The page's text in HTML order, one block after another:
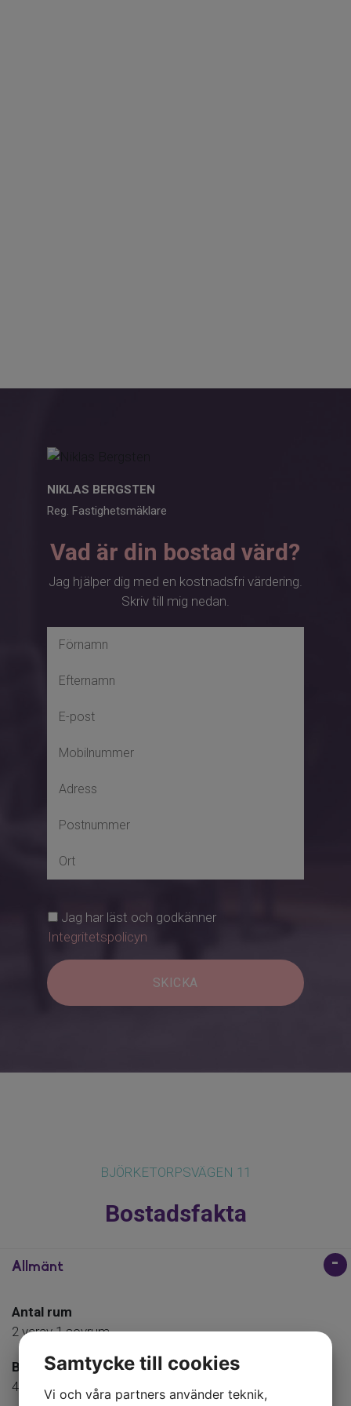
NIKLAS BERGSTEN
Reg. Fastighetsmäklare
Vad är din bostad värd?
Jag hjälper dig med en kostnadsfri värdering.
Skriv till mig nedan.
Jag har läst och godkänner
Integritetspolicyn
SKICKA
BJÖRKETORPSVÄGEN 11
Bostadsfakta
Allmänt
Antal rum
2 varav 1 sovrum
Boarea
48 kvm. föreningens information
Samtycke till cookies
Vi och våra partners använder teknik,